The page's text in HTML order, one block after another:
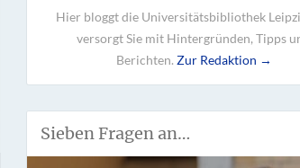
Hier bloggt die Universitätsbibliothek
versorgt Sie mit Hintergründen, Tipps
Berichten. Zur Redaktion →
Sieben Fragen an…